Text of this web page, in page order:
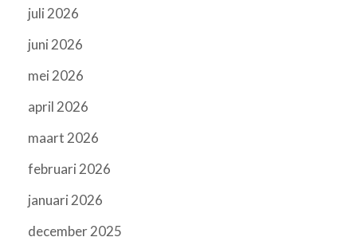
juli 2026
juni 2026
mei 2026
april 2026
maart 2026
februari 2026
januari 2026
december 2025